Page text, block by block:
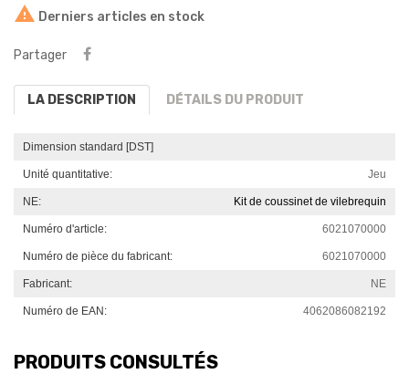
 Derniers articles en stock
Partager
LA DESCRIPTION DÉTAILS DU PRODUIT
Dimension standard [DST]
Unité quantitative: Jeu
NE: Kit de coussinet de vilebrequin
Numéro d'article: 6021070000
Numéro de pièce du fabricant: 6021070000
Fabricant: NE
Numéro de EAN: 4062086082192
PRODUITS CONSULTÉS